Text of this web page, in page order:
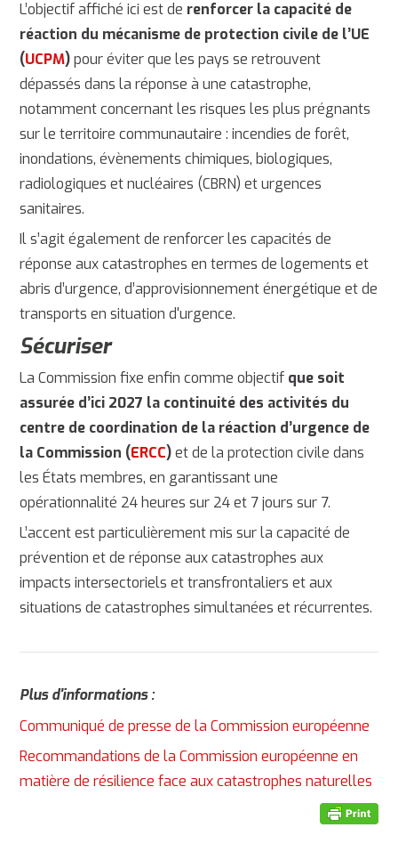
L’objectif affiché ici est de renforcer la capacité de
réaction du mécanisme de protection civile de l’UE
(UCPM)pour éviter que les pays se retrouvent
dépassés dans la réponse à une catastrophe,
notamment concernant les risques les plus prégnants
sur le territoire communautaire : incendies de forêt,
inondations, évènements chimiques, biologiques,
radiologiques et nucléaires (CBRN) et urgences
sanitaires.
Il s’agit également de renforcer les capacités de
réponse aux catastrophes en termes de logements et
abris d’urgence, d’approvisionnement énergétique et de
transports en situation d'urgence.
Sécuriser
La Commission fixe enfin comme objectif que soit
assurée d’ici 2027 la continuité des activités du
centre de coordination de la réaction d’urgence de
la Commission (ERCC)et de la protection civile dans
les États membres, en garantissant une
opérationnalité 24 heures sur 24 et 7 jours sur 7.
L’accent est particulièrement mis sur la capacité de
prévention et de réponse aux catastrophes aux
impacts intersectoriels et transfrontaliers et aux
situations de catastrophes simultanées et récurrentes.
Plus d'informations :
Communiqué de presse de la Commission européenne
Recommandations de la Commission européenne en
matière de résilience face aux catastrophes naturelles